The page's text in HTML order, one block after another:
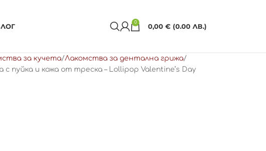
0 0,00 € (0.00 ЛВ.)
за кучета Лакомства за дентална грижа
с пуйка и кожа от треска – Lollipop Valentine’s Day